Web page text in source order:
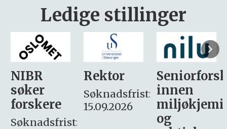
Ledige stillinger
Rektor
Søknadsfrist:
15.09.2026
Seniorforsker
innen
miljøkjemi
søker
– fast